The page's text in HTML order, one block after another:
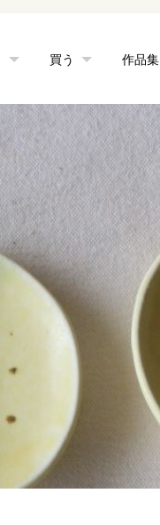
買う 作品集